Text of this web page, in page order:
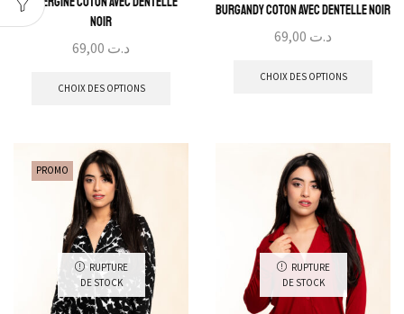
Noir
د.ت
CHOIX DES OPTIONS
Burgandy Coton avec Dentelle Noir
د.ت
CHOIX DES OPTIONS
PROMO
RUPTURE
DE STOCK
RUPTURE
DE STOCK